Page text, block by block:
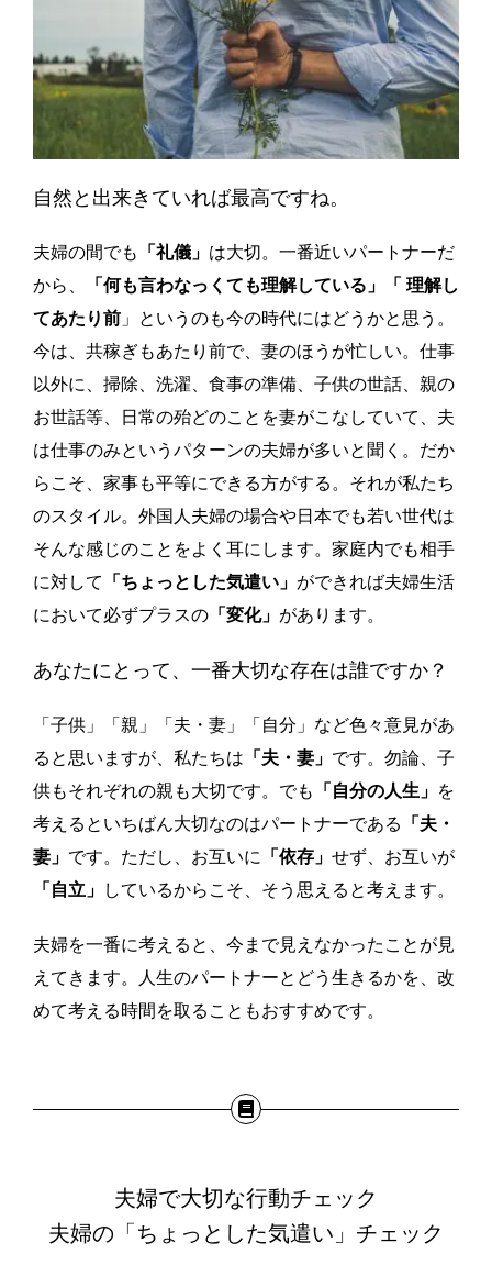
自然と出来きていれば最高ですね。
夫婦の間でも 「礼儀」 は大切。一番近いパートナーだ
から、
「何も言わなっくても理解している」「 理解し
てあたり前 」というのも今の時代にはどうかと思う。
今は、共稼ぎもあたり前で、妻のほうが忙しい。仕事
以外に、掃除、洗濯、食事の準備、子供の世話、親の
お世話等、日常の殆どのことを妻がこなしていて、夫
は仕事のみというパターンの夫婦が多いと聞く。だか
らこそ、家事も平等にできる方がする。それが私たち
のスタイル。外国人夫婦の場合や日本でも若い世代は
そんな感じのことをよく耳にします。家庭内でも相手
に対して
「ちょっとした気遣い」 ができれば夫婦生活
において必ずプラスの 「変化」 があります。
あなたにとって、一番大切な存在は誰ですか？
「子供」「親」「夫・妻」「自分」など色々意見があ
ると思いますが、私たちは 「夫・妻」 です。勿論、子
供もそれぞれの親も大切です。でも
「自分の人生」 を
考えるといちばん大切なのはパートナーである
「夫・
妻」 です。ただし、お互いに 「依存」 せず、お互いが
「自立」
しているからこそ、そう思えると考えます。
夫婦を一番に考えると、今まで見えなかったことが見
えてきます。人生のパートナーとどう生きるかを、改
めて考える時間を取ることもおすすめです。
夫婦で大切な行動チェック
夫婦の「ちょっとした気遣い」 チェック